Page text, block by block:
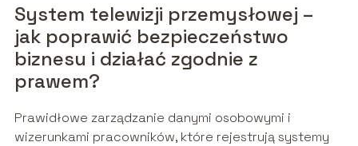
System telewizji przemysłowej –
jak poprawić bezpieczeństwo
biznesu i działać zgodnie z
prawem?
Prawidłowe zarządzanie danymi osobowymi i
wizerunkami pracowników, które rejestrują systemy